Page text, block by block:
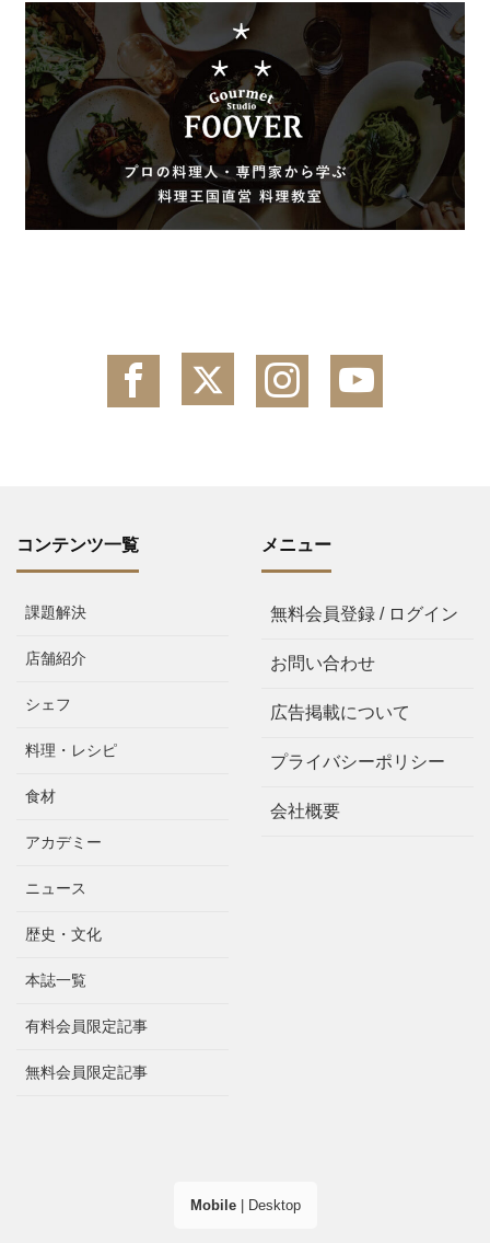
コンテンツ一覧
課題解決
店舗紹介
シェフ
料理・レシピ
食材
アカデミー
ニュース
歴史・文化
本誌一覧
有料会員限定記事
無料会員限定記事
メニュー
無料会員登録 / ログイン
お問い合わせ
広告掲載について
プライバシーポリシー
会社概要
Mobile| Desktop